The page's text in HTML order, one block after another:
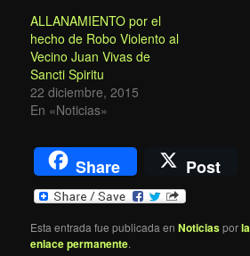
ALLANAMIENTO por el
hecho de Robo Violento al
Vecino Juan Vivas de
Sancti Spiritu
22 diciembre, 2015
En «Noticias»
Share Post
Esta entrada fue publicada enNoticiaspor
enlace permanente.